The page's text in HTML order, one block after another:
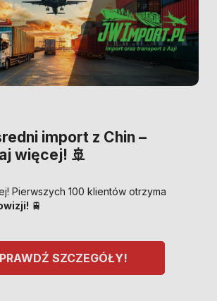
prywatności
import z Chin –
więcej! 🚢
Pierwszych 100 klientów otrzyma
🚆
SZCZEGÓŁY!